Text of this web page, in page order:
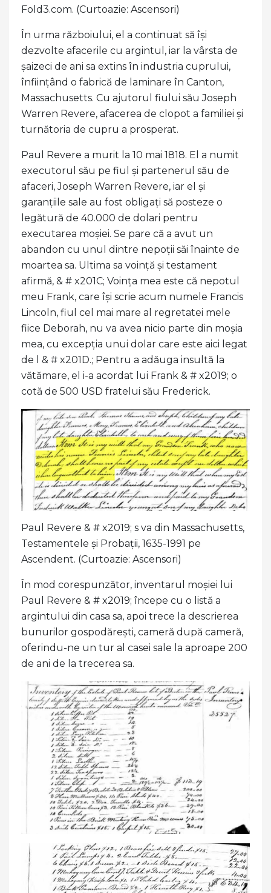
Fold3.com. (Curtoazie: Ascensori)
În urma războiului, el a continuat să își
dezvolte afacerile cu argintul, iar la vârsta de
șaizeci de ani sa extins în industria cuprului,
înființând o fabrică de laminare în Canton,
Massachusetts. Cu ajutorul fiului său Joseph
Warren Revere, afacerea de clopot a familiei și
turnătoria de cupru a prosperat.
Paul Revere a murit la 10 mai 1818. El a numit
executorul său pe fiul și partenerul său de
afaceri, Joseph Warren Revere, iar el și
garanțiile sale au fost obligați să posteze o
legătură de 40.000 de dolari pentru
executarea moșiei. Se pare că a avut un
abandon cu unul dintre nepoții săi înainte de
moartea sa. Ultima sa voință și testament
afirmă, & # x201C; Voința mea este că nepotul
meu Frank, care își scrie acum numele Francis
Lincoln, fiul cel mai mare al regretatei mele
fiice Deborah, nu va avea nicio parte din moșia
mea, cu excepția unui dolar care este aici legat
de l & # x201D.; Pentru a adăuga insultă la
vătămare, el i-a acordat lui Frank & # x2019; o
cotă de 500 USD fratelui său Frederick.
Paul Revere & # x2019; s va din Massachusetts,
Testamentele și Probații, 1635-1991 pe
Ascendent. (Curtoazie: Ascensori)
În mod corespunzător, inventarul moșiei lui
Paul Revere & # x2019; începe cu o listă a
argintului din casa sa, apoi trece la descrierea
bunurilor gospodărești, cameră după cameră,
oferindu-ne un tur al casei sale la aproape 200
de ani de la trecerea sa.